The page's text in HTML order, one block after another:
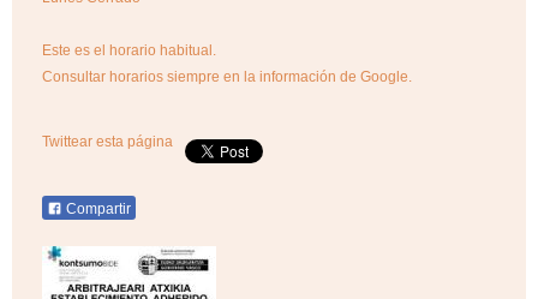
Este es el horario habitual.
Consultar horarios siempre en la información de Google.
Twittear esta página
Compartir